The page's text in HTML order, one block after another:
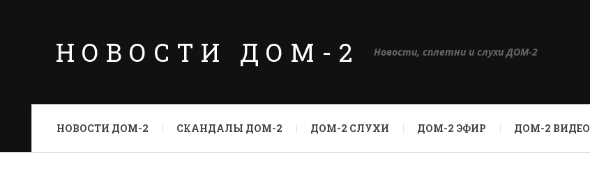
НОВОСТИ ДОМ-2 Новости, сплетни и слухи ДОМ-2
НОВОСТИ ДОМ-2 СКАНДАЛЫ ДОМ-2 ДОМ-2 СЛУХИ ДОМ-2 ЭФИР ДОМ-2 ВИДЕО